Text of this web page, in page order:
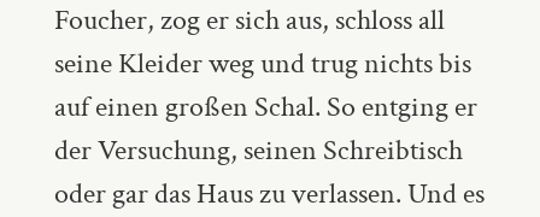
Foucher, zog er sich aus, schloss all
seine Kleider weg und trug nichts bis
auf einen großen Schal. So entging er
der Versuchung, seinen Schreibtisch
oder gar das Haus zu verlassen. Und es